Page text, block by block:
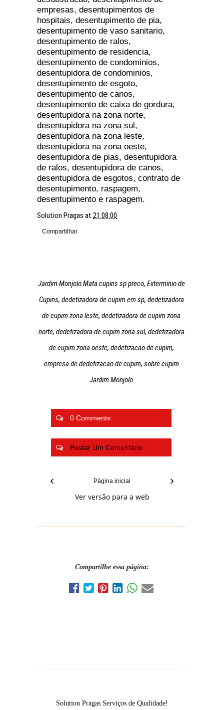
empresas, desentupimentos de
hospitais, desentupimento de pia,
desentupimento de vaso sanitario,
desentupimento de ralos,
desentupimento de residencia,
desentupimento de condominios,
desentupidora de condominios,
desentupimento de esgoto,
desentupimento de canos,
desentupimento de caixa de gordura,
desentupidora na zona norte,
desentupidora na zona sul,
desentupidora na zona leste,
desentupidora na zona oeste,
desentupidora de pias, desentupidora
de ralos, desentupidora de canos,
desentupidora de esgotos, contrato de
desentupimento, raspagem,
desentupimento e raspagem.
Solution Pragas at 21:08:00
Compartilhar
Jardim Monjolo Mata cupins sp preco, Exterminio de
Cupins, dedetizadora de cupim em sp, dedetizadora
de cupim zona leste, dedetizadora de cupim zona
norte, dedetizadora de cupim zona sul, dedetizadora
de cupim zona oeste, dedetizacao de cupim,
empresa de dedetizacao de cupim, sobre cupim
Jardim Monjolo
0 Comments:
Postar Um Comentário
‹ ›
Página inicial
Ver versão para a web
Compartilhe essa página:
Solution Pragas Serviços de Qualidade!